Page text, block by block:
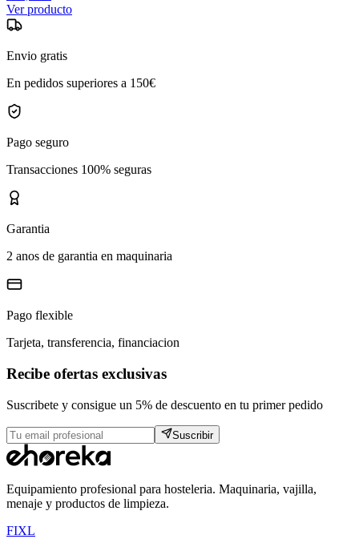
Ver producto
Envio gratis
En pedidos superiores a 150€
Pago seguro
Transacciones 100% seguras
Garantia
2 anos de garantia en maquinaria
Pago flexible
Tarjeta, transferencia, financiacion
Recibe ofertas exclusivas
Suscribete y consigue un 5% de descuento en tu primer pedido
Suscribir
Equipamiento profesional para hosteleria. Maquinaria, vajilla,
menaje y productos de limpieza.
FIXL